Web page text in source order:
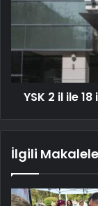
YSK 2 il ile
İlgili